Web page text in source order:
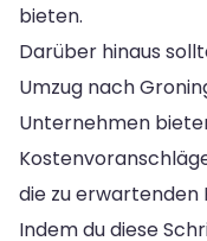
bieten.
Darüber hinaus
Umzug nach
Unternehmen
die zu erwartenden
Indem du diese